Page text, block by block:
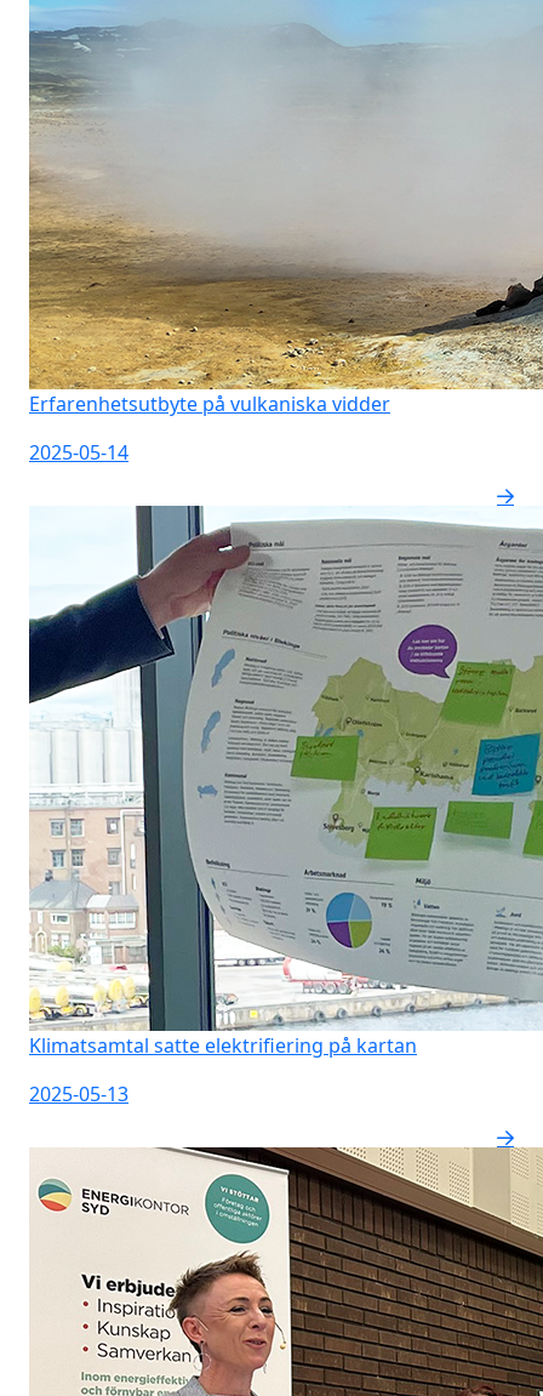
Erfarenhetsutbyte på vulkaniska vidder
2025-05-14
Klimatsamtal satte elektrifiering på kartan
2025-05-13